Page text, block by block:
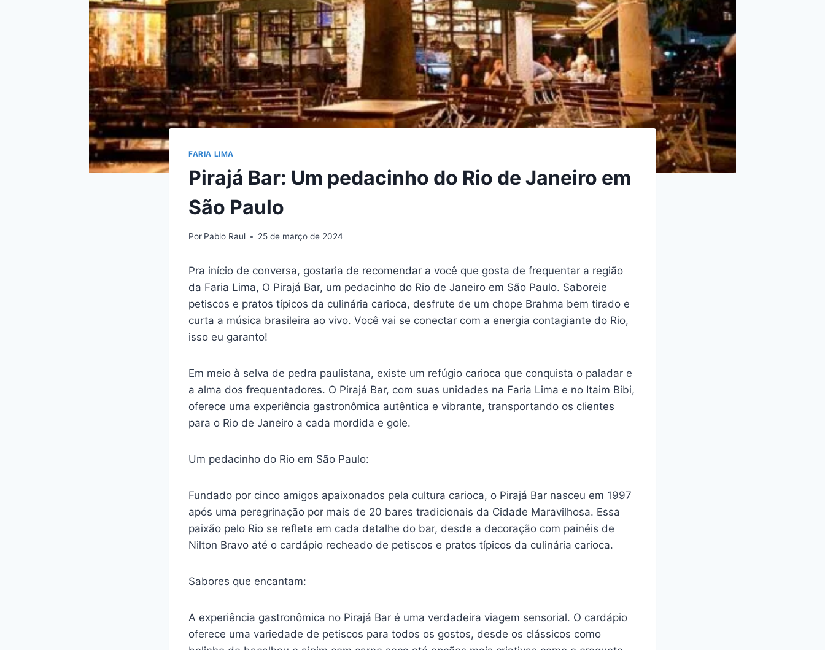
FARIA LIMA
Pirajá Bar: Um pedacinho do Rio de Janeiro em
São Paulo
Por Pablo Raul 25 de março de 2024
Pra início de conversa, gostaria de recomendar a você que gosta de frequentar a região
da Faria Lima, O Pirajá Bar, um pedacinho do Rio de Janeiro em São Paulo. Saboreie
petiscos e pratos típicos da culinária carioca, desfrute de um chope Brahma bem tirado e
curta a música brasileira ao vivo. Você vai se conectar com a energia contagiante do Rio,
isso eu garanto!
Em meio à selva de pedra paulistana, existe um refúgio carioca que conquista o paladar e
a alma dos frequentadores. O Pirajá Bar, com suas unidades na Faria Lima e no Itaim Bibi,
oferece uma experiência gastronômica autêntica e vibrante, transportando os clientes
para o Rio de Janeiro a cada mordida e gole.
Um pedacinho do Rio em São Paulo:
Fundado por cinco amigos apaixonados pela cultura carioca, o Pirajá Bar nasceu em 1997
após uma peregrinação por mais de 20 bares tradicionais da Cidade Maravilhosa. Essa
paixão pelo Rio se reflete em cada detalhe do bar, desde a decoração com painéis de
Nilton Bravo até o cardápio recheado de petiscos e pratos típicos da culinária carioca.
Sabores que encantam:
A experiência gastronômica no Pirajá Bar é uma verdadeira viagem sensorial. O cardápio
oferece uma variedade de petiscos para todos os gostos, desde os clássicos como